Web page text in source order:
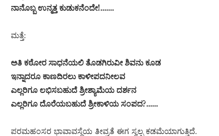
ನಾನೊಬ್ಬ ಉನ್ಮತ್ತ ಕುಡುಕನೆಂದೇ!…….
ಮತ್ತೆ:
ಅತಿ ಕಠೋರ ಸಾಧನೆಯಲಿ ತೊಡಗಿರುವೀ ಶಿವನು ಕೂಡ
ಇನ್ನಾದರೂ ಕಾಣದಿರಲು ಕಾಳೀಪದನೀಲವ
ಎಲ್ಲರಿಗೂ ಲಭಿಸಬಹುದೆ ಶ್ರೀಶ್ಯಾಮೆಯ ದರ್ಶನ
ಎಲ್ಲರಿಗೂ ದೊರೆಯಬಹುದೆ ಶ್ರೀಕಾಳಿಯ ಸಂಪದ?……
ಪರಮಹಂಸರ ಭಾವಾವಸ್ಥೆಯ ತೀವ್ರತೆ ಈಗ ಸ್ವಲ್ಪ ಕಡಮೆಯಾಗುತ್ತಿದೆ.